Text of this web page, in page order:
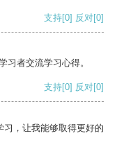
支持[0] 反对[0]
习者交流学习心得。
支持[0] 反对[0]
习，让我能够取得更好的